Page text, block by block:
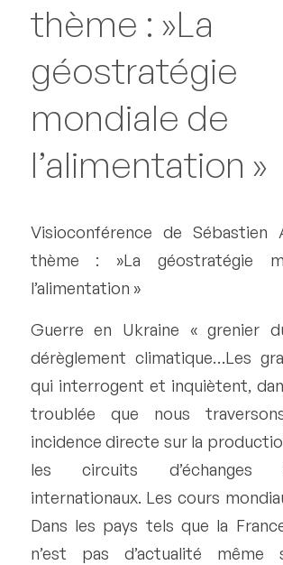
thème : »La
géostratégie
mondiale de
l’alimentation »
Visioconférence de Sébastien
thème : »La géostratégie
l’alimentation »
Guerre en Ukraine « grenier
dérèglement climatique…Les
qui interrogent et inquiètent,
troublée que nous
incidence directe sur la
les circuits d’échanges
internationaux. Les cours
Dans les pays tels que la
n’est pas d’actualité